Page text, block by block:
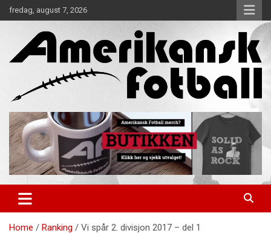
Skip
to
fredag, august 7, 2026
Amerikansk Fotball
Home Ranking Vi spår 2. divisjon 2017 – del 1